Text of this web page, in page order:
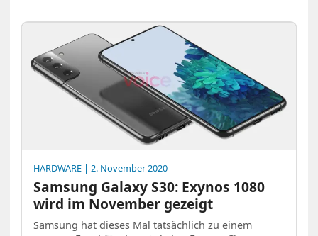
HARDWARE | 2. November 2020
Samsung Galaxy S30: Exynos 1080
wird im November gezeigt
Samsung hat dieses Mal tatsächlich zu einem